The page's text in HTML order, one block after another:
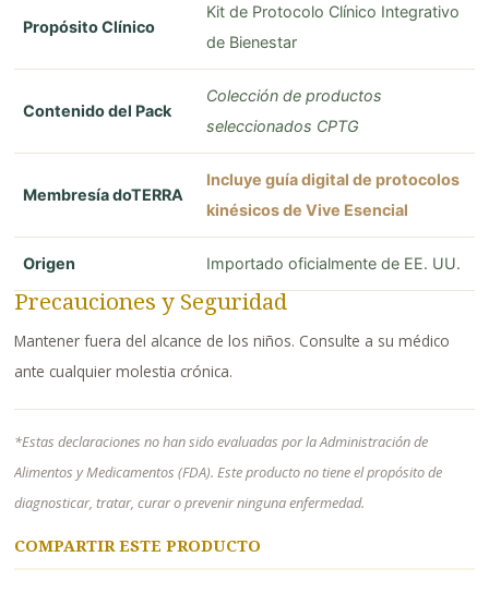
Propósito Clínico
Kit de Protocolo Clínico Integrativo
de Bienestar
Contenido del Pack
Colección de productos
seleccionados CPTG
Membresía doTERRA
Incluye guía digital de protocolos
kinésicos de Vive Esencial
Origen Importado oficialmente de EE. UU.
Precauciones y Seguridad
Mantener fuera del alcance de los niños. Consulte a su médico
ante cualquier molestia crónica.
*Estas declaraciones no han sido evaluadas por la Administración de
Alimentos y Medicamentos (FDA). Este producto no tiene el propósito de
diagnosticar, tratar, curar o prevenir ninguna enfermedad.
COMPARTIR ESTE PRODUCTO